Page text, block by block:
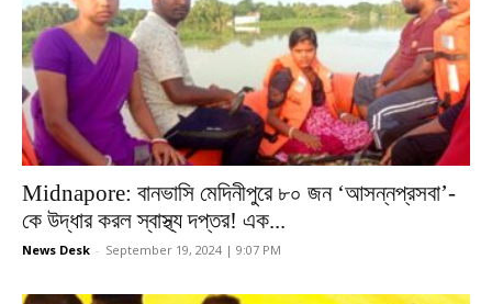
Midnapore: বানভাসি মেদিনীপুরে ৮০ জন ‘আসন্নপ্রসবা’-
কে উদ্ধার করল স্বাস্থ্য দপ্তর! এক...
News Desk - September 19, 2024 | 9:07 PM